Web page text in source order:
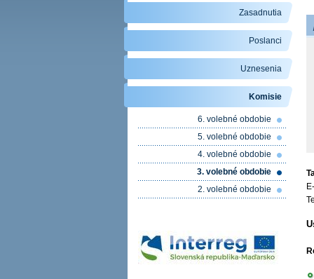
Zasadnutia
Poslanci
Uznesenia
Komisie
6. volebné obdobie
5. volebné obdobie
4. volebné obdobie
3. volebné obdobie
2. volebné obdobie